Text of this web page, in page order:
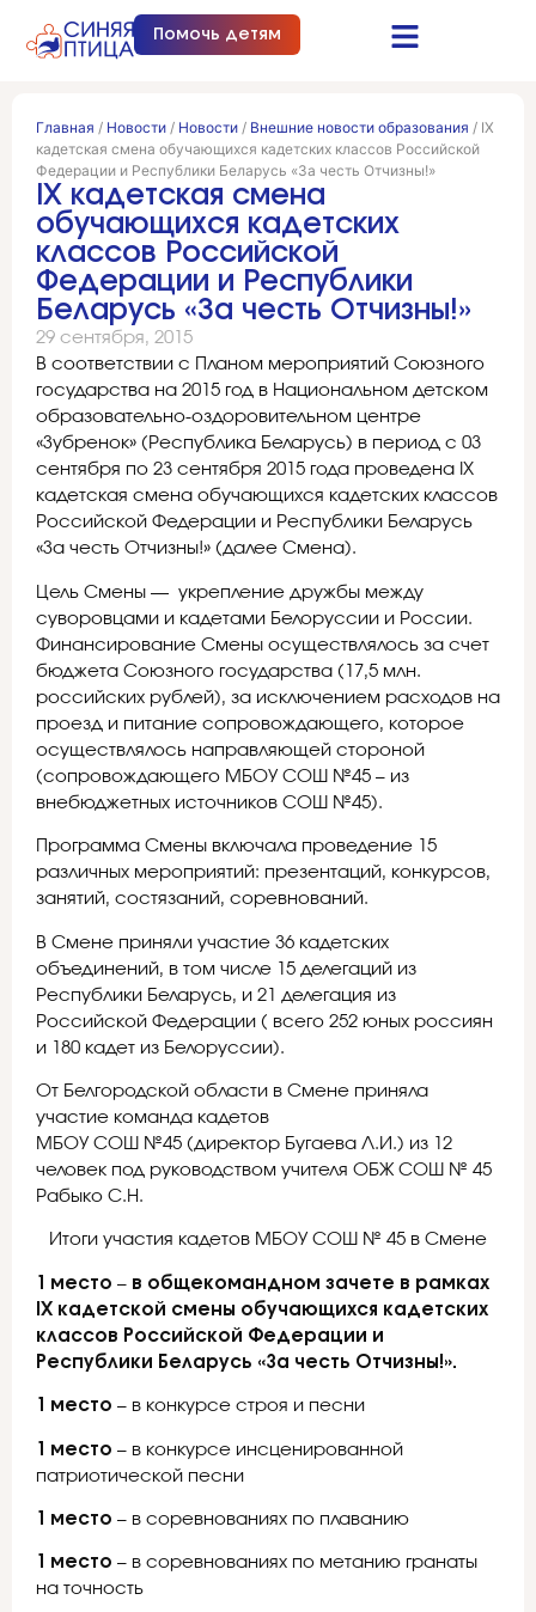
Помочь детям
Главная / Новости / Новости / Внешние новости образования / IX
кадетская смена обучающихся кадетских классов Российской
Федерации и Республики Беларусь «За честь Отчизны!»
IX кадетская смена
обучающихся кадетских
классов Российской
Федерации и Республики
Беларусь «За честь Отчизны!»
29 сентября, 2015
В соответствии с Планом мероприятий Союзного
государства на 2015 год в Национальном детском
образовательно-оздоровительном центре
«Зубренок» (Республика Беларусь) в период с 03
сентября по 23 сентября 2015 года проведена IX
кадетская смена обучающихся кадетских классов
Российской Федерации и Республики Беларусь
«За честь Отчизны!» (далее Смена).
Цель Смены — укрепление дружбы между
суворовцами и кадетами Белоруссии и России.
Финансирование Смены осуществлялось за счет
бюджета Союзного государства (17,5 млн.
российских рублей), за исключением расходов на
проезд и питание сопровождающего, которое
осуществлялось направляющей стороной
(сопровождающего МБОУ СОШ №45 – из
внебюджетных источников СОШ №45).
Программа Смены включала проведение 15
различных мероприятий: презентаций, конкурсов,
занятий, состязаний, соревнований.
В Смене приняли участие 36 кадетских
объединений, в том числе 15 делегаций из
Республики Беларусь, и 21 делегация из
Российской Федерации ( всего 252 юных россиян
и 180 кадет из Белоруссии).
От Белгородской области в Смене приняла
участие команда кадетов
МБОУ СОШ №45 (директор Бугаева Л.И.) из 12
человек под руководством учителя ОБЖ СОШ № 45
Рабыко С.Н.
Итоги участия кадетов МБОУ СОШ № 45 в Смене
1 место – в общекомандном зачете в рамках
IX кадетской смены обучающихся кадетских
классов Российской Федерации и
Республики Беларусь «За честь Отчизны!».
1 место – в конкурсе строя и песни
1 место – в конкурсе инсценированной
патриотической песни
1 место – в соревнованиях по плаванию
1 место – в соревнованиях по метанию гранаты
на точность